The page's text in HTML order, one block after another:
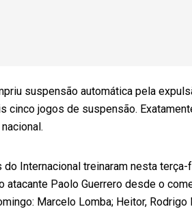
suspensão automática pela
cinco jogos de suspensão.
do Internacional treinaram nesta
atacante Paolo Guerrero desde o
Marcelo Lomba; Heitor,